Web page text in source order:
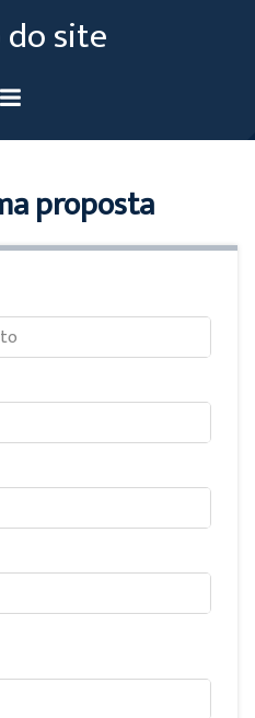
proposta